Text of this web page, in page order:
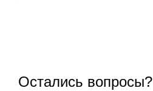
Остались вопросы?